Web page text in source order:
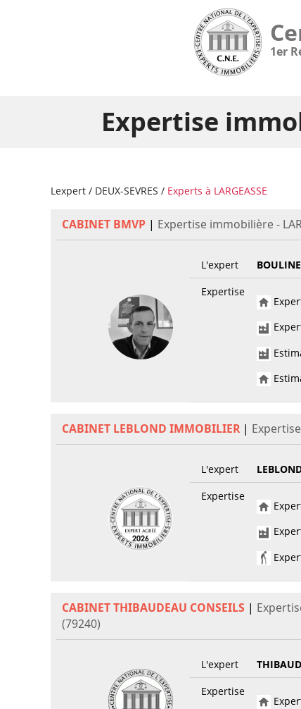
1er
Expertise
Lexpert / DEUX-SEVRES / Experts à LARGEASSE
CABINET BMVP | Expertise immobilière -
L'expert
Expertise
CABINET LEBLOND IMMOBILIER |
L'expert
Expertise
CABINET THIBAUDEAU CONSEILS |
(79240)
L'expert
Expertise